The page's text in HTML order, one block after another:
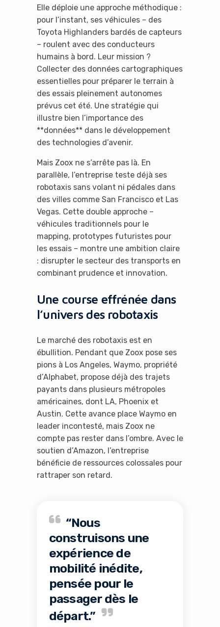
Elle déploie une approche méthodique :
pour l’instant, ses véhicules – des
Toyota Highlanders bardés de capteurs
– roulent avec des conducteurs
humains à bord. Leur mission ?
Collecter des données cartographiques
essentielles pour préparer le terrain à
des essais pleinement autonomes
prévus cet été. Une stratégie qui
illustre bien l’importance des
**données** dans le développement
des technologies d’avenir.
Mais Zoox ne s’arrête pas là. En
parallèle, l’entreprise teste déjà ses
robotaxis sans volant ni pédales dans
des villes comme San Francisco et Las
Vegas. Cette double approche –
véhicules traditionnels pour le
mapping, prototypes futuristes pour
les essais – montre une ambition claire
: disrupter le secteur des transports en
combinant prudence et innovation.
Une course effrénée dans
l’univers des robotaxis
Le marché des robotaxis est en
ébullition. Pendant que Zoox pose ses
pions à Los Angeles, Waymo, propriété
d’Alphabet, propose déjà des trajets
payants dans plusieurs métropoles
américaines, dont LA, Phoenix et
Austin. Cette avance place Waymo en
leader incontesté, mais Zoox ne
compte pas rester dans l’ombre. Avec le
soutien d’Amazon, l’entreprise
bénéficie de ressources colossales pour
rattraper son retard.
“Nous
construisons une
expérience de
mobilité inédite,
pensée pour le
passager dès le
départ.”